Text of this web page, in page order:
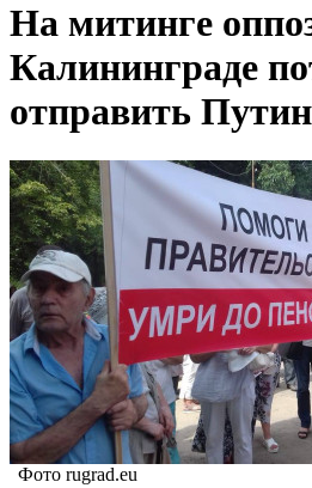
На митинге
Калининграде
отправить
Фото rugrad.eu